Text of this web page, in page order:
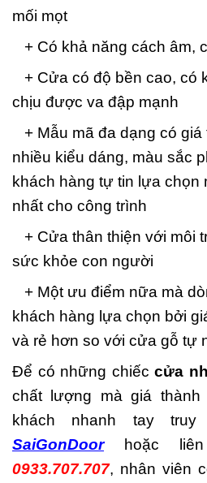
mối mọt
+ Có khả năng cách âm,
+ Cửa có độ bền cao, có
chịu được va đập mạnh
+ Mẫu mã đa dạng có giá
nhiều kiểu dáng, màu sắc
khách hàng tự tin lựa chọn
nhất cho công trình
+ Cửa thân thiện với môi
sức khỏe con người
+ Một ưu điểm nữa mà
khách hàng lựa chọn bởi
và rẻ hơn so với cửa gỗ tự
Để có những chiếccửa
chất lượng mà giá
khách nhanh tay
SaiGonDoorhoặc
0933.707.707, nhân viên